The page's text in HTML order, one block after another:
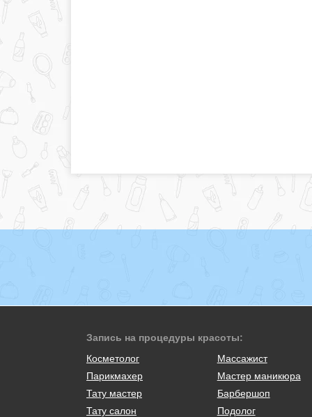
Запись на процедуры красоты:
Косметолог
Массажист
Парикмахер
Мастер маникюра
Тату мастер
Барбершоп
Тату салон
Подолог